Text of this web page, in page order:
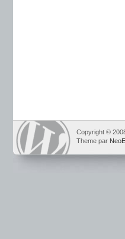
Copyright ©
Theme par